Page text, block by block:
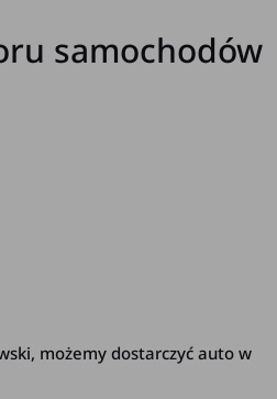
samochodów
możemy dostarczyć auto w